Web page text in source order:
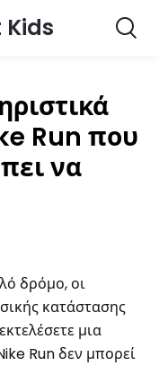
Kids
Run που
να
δρόμο, οι
κατάστασης
μια
Run δεν μπορεί